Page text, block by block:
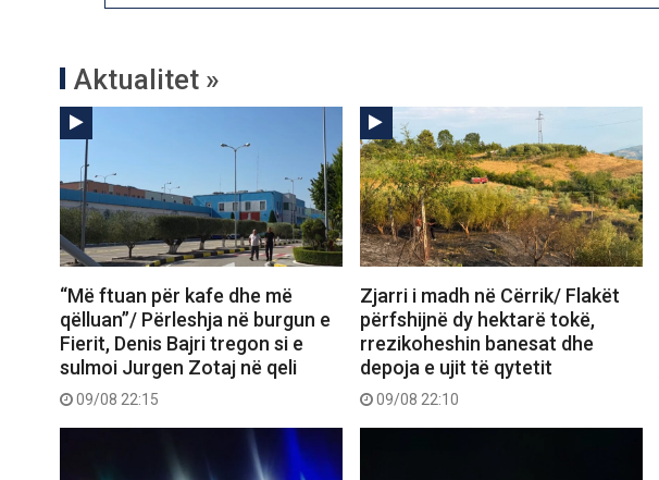
Aktualitet »
“Më ftuan për kafe dhe më
qëlluan”/ Përleshja në burgun e
Fierit, Denis Bajri tregon si e
sulmoi Jurgen Zotaj në qeli
09/08 22:15
Zjarri i madh në Cërrik/ Flakët
përfshijnë dy hektarë tokë,
rrezikoheshin banesat dhe
depoja e ujit të qytetit
09/08 22:10